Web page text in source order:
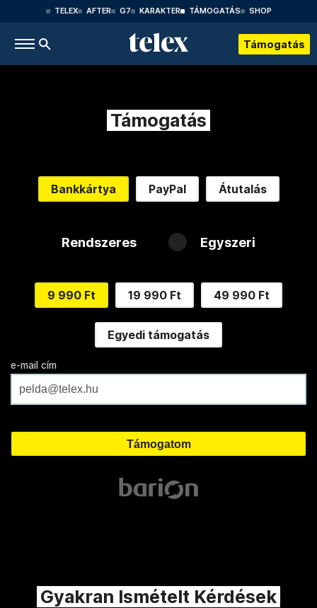
TELEX AFTER G7 KARAKTER TÁMOGATÁS SHOP
Támogatás
Támogatás
Bankkártya PayPal Átutalás
Rendszeres Egyszeri
9 990 Ft 19 990 Ft 49 990 Ft
Egyedi támogatás
e-mail cím
Gyakran Ismételt Kérdések